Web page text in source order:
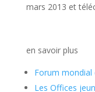
mars 2013 et
en savoir plus
Forum mondial
Les Offices